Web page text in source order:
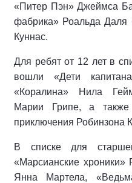
«Питер Пэн» Джеймса
фабрика» Роальда Даля
Куннас.
Для ребят от 12 лет в
вошли «Дети
«Коралина» Нила
Марии Грипе, а
приключения Робинзона
В списке для
«Марсианские
Янна Мартела,